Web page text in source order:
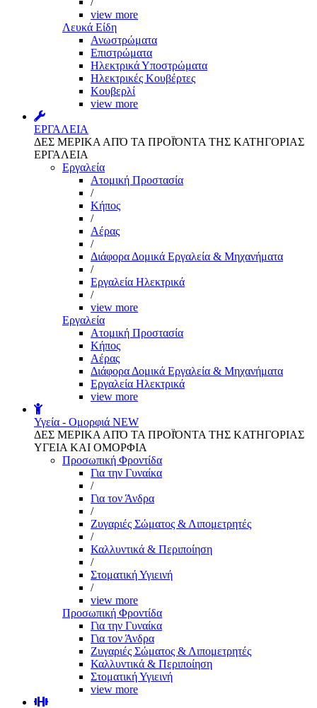
view more
Λευκά Είδη
Ανωστρώματα
Επιστρώματα
Ηλεκτρικά Υποστρώματα
Ηλεκτρικές Κουβέρτες
Κουβερλί
view more
ΕΡΓΑΛΕΙΑ
ΔΕΣ ΜΕΡΙΚΑ ΑΠΌ ΤΑ ΠΡΟΪΌΝΤΑ ΤΗΣ ΚΑΤΗΓΟΡΙΑΣ
ΕΡΓΑΛΕΙΑ
Εργαλεία
Aτομική Προστασία
/
Kήπος
/
Αέρας
/
Διάφορα Δομικά Εργαλεία & Μηχανήματα
/
Εργαλεία Ηλεκτρικά
/
view more
Εργαλεία
Aτομική Προστασία
Kήπος
Αέρας
Διάφορα Δομικά Εργαλεία & Μηχανήματα
Εργαλεία Ηλεκτρικά
view more
Υγεία - Ομορφιά NEW
ΔΕΣ ΜΕΡΙΚΑ ΑΠΌ ΤΑ ΠΡΟΪΌΝΤΑ ΤΗΣ ΚΑΤΗΓΟΡΙΑΣ
ΥΓΕΙΑ ΚΑΙ ΟΜΟΡΦΙΑ
Προσωπική Φροντίδα
Για την Γυναίκα
/
Για τον Άνδρα
/
Ζυγαριές Σώματος & Λιπομετρητές
/
Καλλυντικά & Περιποίηση
/
Στοματική Υγιεινή
/
view more
Προσωπική Φροντίδα
Για την Γυναίκα
Για τον Άνδρα
Ζυγαριές Σώματος & Λιπομετρητές
Καλλυντικά & Περιποίηση
Στοματική Υγιεινή
view more